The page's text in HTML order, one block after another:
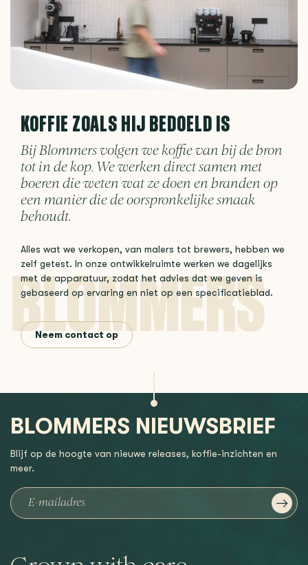
KOFFIE ZOALS HIJ BEDOELD IS
Bij Blommers volgen we koffie van bij de bron
tot in de kop. We werken direct samen met
boeren die weten wat ze doen en branden op
een manier die de oorspronkelijke smaak
behoudt.
Alles wat we verkopen, van malers tot brewers, hebben we
zelf getest. In onze ontwikkelruimte werken we dagelijks
met de apparatuur, zodat het advies dat we geven is
gebaseerd op ervaring en niet op een specificatieblad.
Neem contact op
BLOMMERS NIEUWSBRIEF
Blijf op de hoogte van nieuwe releases, koffie-inzichten en
meer.